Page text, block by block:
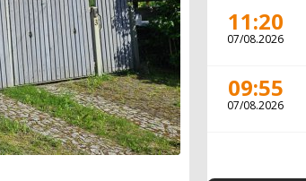
11:20
07/08.2026
09:55
07/08.2026